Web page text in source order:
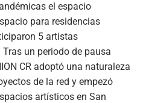
el espacio
para residencias
5 artistas
un periodo de pausa
CR adoptó una naturaleza
de la red y empezó
artísticos en San